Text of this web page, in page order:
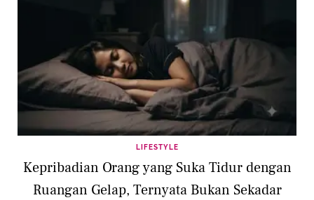
LIFESTYLE
Kepribadian Orang yang Suka Tidur dengan
Ruangan Gelap, Ternyata Bukan Sekadar